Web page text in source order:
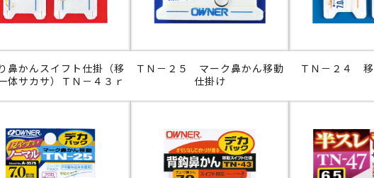
鼻かんスイフト仕掛（移
体サカサ）ＴＮ－４３ｒ
ＴＮ－２５ マーク鼻かん移動
仕掛け
ＴＮ－２４